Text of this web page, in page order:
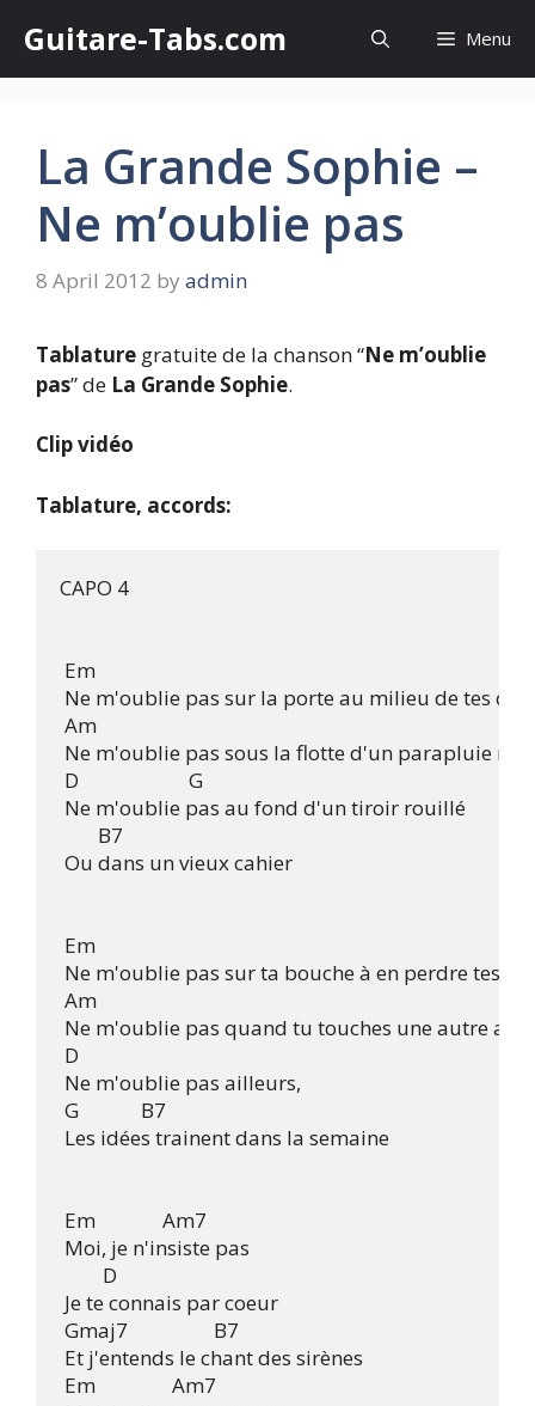
content
Guitare-Tabs.com Menu
La Grande Sophie –
Ne m’oublie pas
8 April 2012 by admin
Tablature gratuite de la chanson “Ne m’oublie
pas” de La Grande Sophie.
Clip vidéo
Tablature, accords:
CAPO 4
Em
Ne m'oublie pas sur la porte au milieu de tes clés
Am
Ne m'oublie pas sous la flotte d'un parapluie
D                       G
Ne m'oublie pas au fond d'un tiroir rouillé
        B7
Ou dans un vieux cahier
Em
Ne m'oublie pas sur ta bouche à en perdre tes
Am
Ne m'oublie pas quand tu touches une autre
D
Ne m'oublie pas ailleurs,
G             B7
Les idées trainent dans la semaine
Em              Am7
Moi, je n'insiste pas
         D
Je te connais par coeur
Gmaj7                  B7
Et j'entends le chant des sirènes
Em                Am7